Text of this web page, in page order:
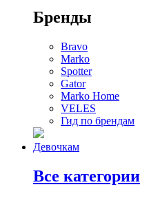
Бренды
Bravo
Marko
Spotter
Gator
Marko Home
VELES
Гид по брендам
Девочкам
Все категории